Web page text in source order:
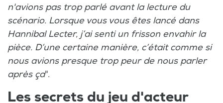
n'avions pas trop parlé avant la lecture du
scénario. Lorsque vous vous êtes lancé dans
Hannibal Lecter, j’ai senti un frisson envahir la
pièce. D’une certaine manière, c’était comme si
nous avions presque trop peur de nous parler
après ça".
Les secrets du jeu d'acteur